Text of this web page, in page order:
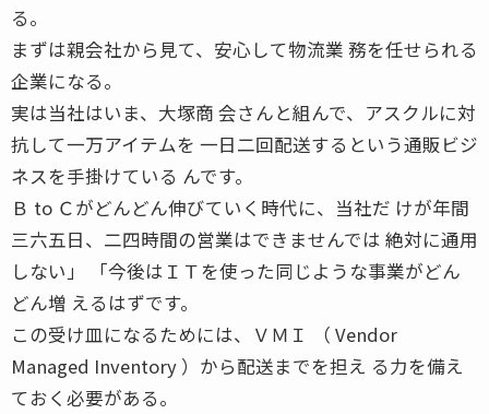
る。
まずは親会社から見て、安心して物流業 務を任せられる
企業になる。
実は当社はいま、大塚商 会さんと組んで、アスクルに対
抗して一万アイテムを 一日二回配送するという通販ビジ
ネスを手掛けている んです。
Ｂ to Ｃがどんどん伸びていく時代に、当社だ けが年間
三六五日、二四時間の営業はできませんでは 絶対に通用
しない」 「今後はＩＴを使った同じような事業がどん
どん増 えるはずです。
この受け皿になるためには、ＶＭＩ （ Vendor
Managed Inventory ）から配送までを担え る力を備え
ておく必要がある。